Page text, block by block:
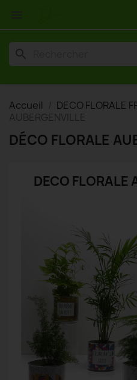
search
Accueil DECO FLORALE
AUBERGENVILLE
DÉCO FLORALE
DECO FLORALE